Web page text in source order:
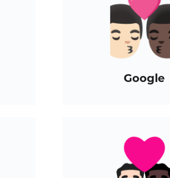
Google